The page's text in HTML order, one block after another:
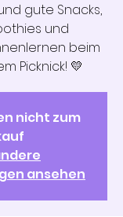
gute Snacks,
und
beim
Picknick! 💛
nicht zum
ansehen